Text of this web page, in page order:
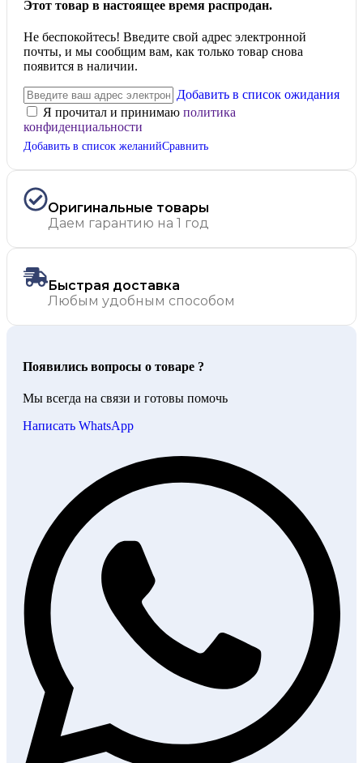
Этот товар в настоящее время распродан.
Не беспокойтесь! Введите свой адрес электронной
почты, и мы сообщим вам, как только товар снова
появится в наличии.
Добавить в список ожидания
Я прочитал и принимаю политика
конфиденциальности
Добавить в список желанийСравнить
Оригинальные товары
Даем гарантию на 1 год
Быстрая доставка
Любым удобным способом
Появились вопросы о товаре ?
Мы всегда на связи и готовы помочь
Написать WhatsApp